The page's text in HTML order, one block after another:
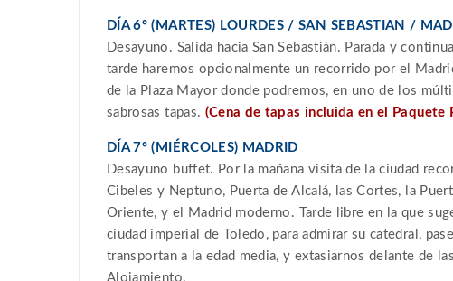
DÍA 6º (MARTES) LOURDES / SAN SEBASTIAN /
Desayuno. Salida hacia San Sebastián. Parada y
tarde haremos opcionalmente un recorrido por el
de la Plaza Mayor donde podremos, en uno de los
sabrosas tapas. (Cena de tapas incluida en el Paquete
DÍA 7º (MIÉRCOLES) MADRID
Desayuno buffet. Por la mañana visita de la ciudad
Cibeles y Neptuno, Puerta de Alcalá, las Cortes, la
Oriente, y el Madrid moderno. Tarde libre en la que
ciudad imperial de Toledo, para admirar su catedral,
transportan a la edad media, y extasiarnos delante de
Alojamiento.